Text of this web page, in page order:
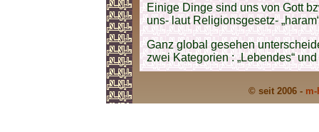
Einige Dinge sind uns von Gott
uns- laut Religionsgesetz-
Ganz global gesehen
zwei Kategorien : „Lebendes“ und
© seit 2006 -